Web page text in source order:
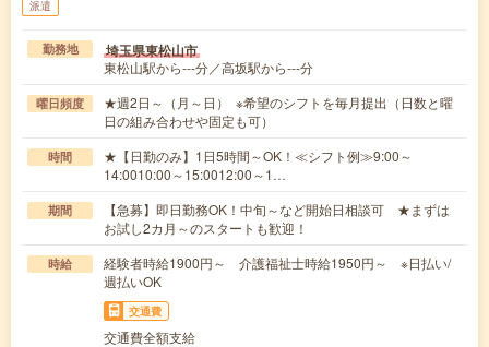
派遣
勤務地 埼玉県東松山市
東松山駅から---分／高坂駅から---分
曜日頻度
★週2日～（月～日） ※希望のシフトを毎月提出（日数と曜
日の組み合わせや固定も可）
時間
★【日勤のみ】1日5時間～OK！≪シフト例≫9:00～
14:0010:00～15:0012:00～1…
期間
【急募】即日勤務OK！中旬～など開始日相談可 ★まずは
お試し2カ月～のスタートも歓迎！
時給
経験者時給1900円～ 介護福祉士時給1950円～ ※日払い/
週払いOK
交通費
交通費全額支給